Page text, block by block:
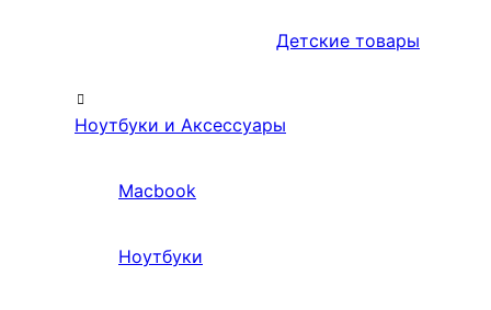
Детские товары
Ноутбуки и Аксессуары
Macbook
Ноутбуки